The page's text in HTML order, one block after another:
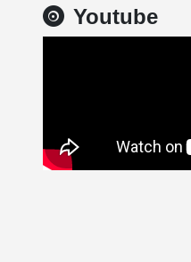
Youtube